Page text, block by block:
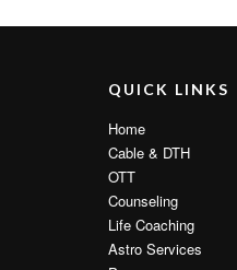
QUICK LINKS
Home
Cable & DTH
OTT
Counseling
Life Coaching
Astro Services